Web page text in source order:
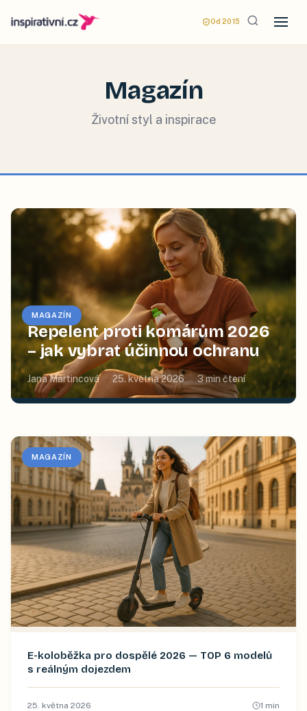
Od 2015
Magazín
Životní styl a inspirace
MAGAZÍN
Repelent proti komárům 2026
– jak vybrat účinnou ochranu
Jana Martincová 25. května 2026 3min čtení
MAGAZÍN
E-koloběžka pro dospělé 2026 — TOP 6 modelů
s reálným dojezdem
25. května 2026 1 min